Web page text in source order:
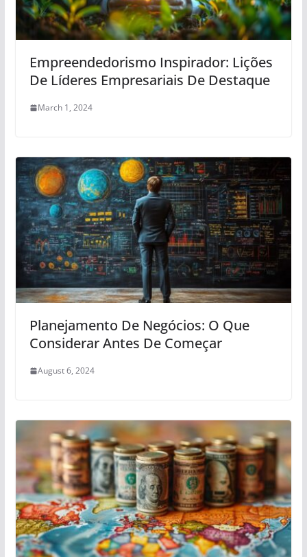
Empreendedorismo Inspirador: Lições
De Líderes Empresariais De Destaque
March 1, 2024
Planejamento De Negócios: O Que
Considerar Antes De Começar
August 6, 2024